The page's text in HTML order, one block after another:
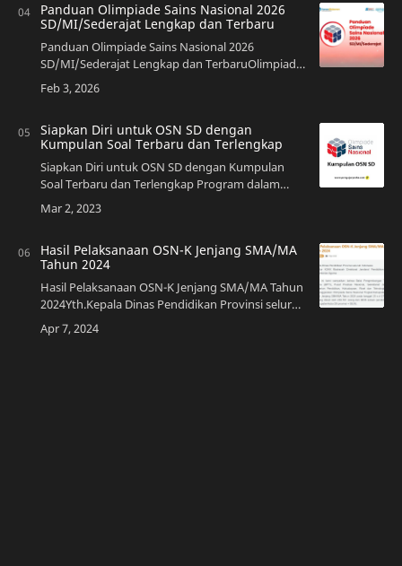
Panduan Olimpiade Sains Nasional 2026
SD/MI/Sederajat Lengkap dan Terbaru
Panduan Olimpiade Sains Nasional 2026
SD/MI/Sederajat Lengkap dan TerbaruOlimpiade
Sains Nasional 2026 SD/MI/Sederajat menjadi
salah satu ajang talenta paling ditunggu oleh
Siapkan Diri untuk OSN SD dengan
Kumpulan Soal Terbaru dan Terlengkap
Siapkan Diri untuk OSN SD dengan Kumpulan
Soal Terbaru dan Terlengkap Program dalam
rangka meningkatkan prestasi peserta d…
Hasil Pelaksanaan OSN-K Jenjang SMA/MA
Tahun 2024
Hasil Pelaksanaan OSN-K Jenjang SMA/MA Tahun
2024Yth.Kepala Dinas Pendidikan Provinsi seluruh
IndonesiaDirektur KSKK Madrasah Direktorat
Jenderal Pendidikan Islam Kementerian Agama…